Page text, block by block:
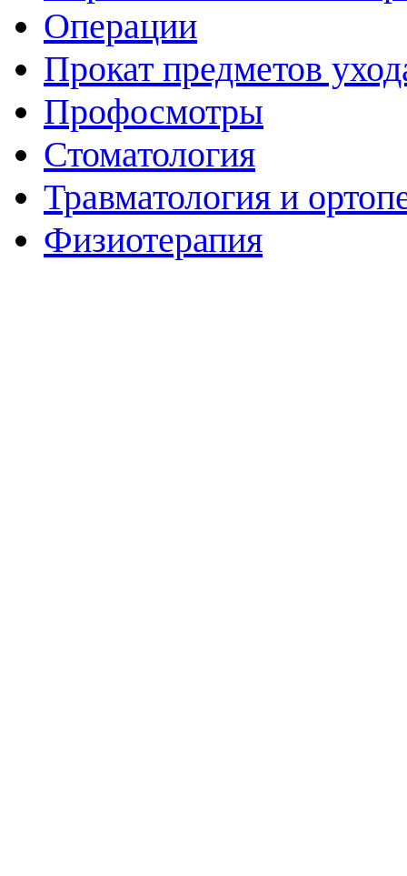
Операции
Прокат предметов
Профосмотры
Стоматология
Травматология и
Физиотерапия